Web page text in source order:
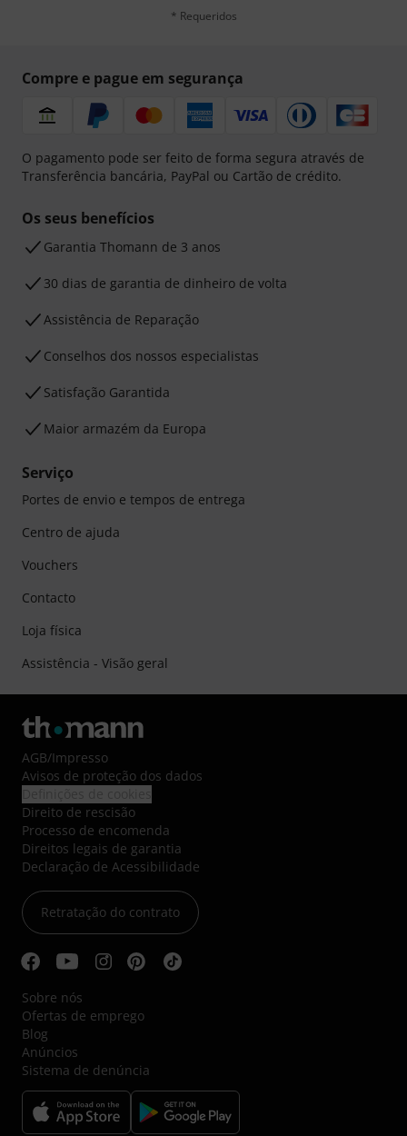
* Requeridos
Compre e pague em segurança
O pagamento pode ser feito de forma segura através de
Transferência bancária, PayPal ou Cartão de crédito.
Os seus benefícios
Garantia Thomann de 3 anos
30 dias de garantia de dinheiro de volta
Assistência de Reparação
Conselhos dos nossos especialistas
Satisfação Garantida
Maior armazém da Europa
Serviço
Portes de envio e tempos de entrega
Centro de ajuda
Vouchers
Contacto
Loja física
Assistência - Visão geral
AGB/Impresso
Avisos de proteção dos dados
Direito de rescisão
Processo de encomenda
Direitos legais de garantia
Declaração de Acessibilidade
Retratação do contrato
Sobre nós
Ofertas de emprego
Blog
Anúncios
Sistema de denúncia